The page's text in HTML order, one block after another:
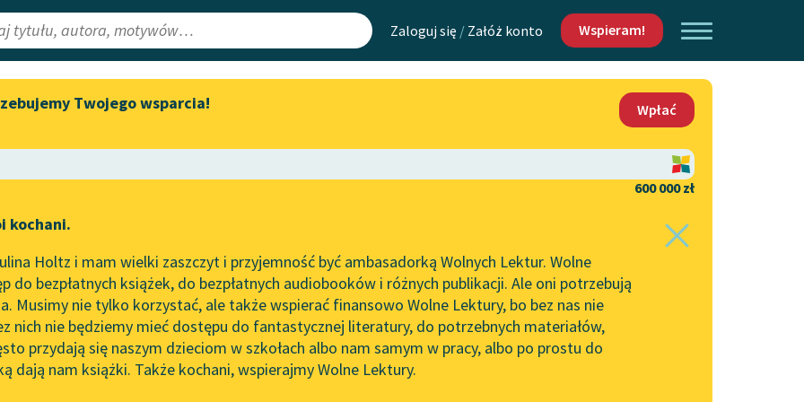
Zaloguj się / Załóż konto Wspieram!
Lektury
redakcyjne
Aktualności
„Prokurator Alicja Horn” do
literatury skandynawskiej
Spotkanie z Katarzyną Tunkiel
w Oslo
102. lata temu zmarł Joseph
Conrad
Mapa Wolnych Lektur
Leśmianator
API
OAI-PMH
Widget Wolnych Lektur
Kontakt
O projekcie
Zasady wykorzystania
Wolnych Lektur
Logotypy
Materiały promocyjne
Twojego wsparcia!
Wpłać
600 000 zł
kochani.
Holtz i mam wielki zaszczyt i przyjemność być ambasadorką Wolnych Lektur. Wolne
do bezpłatnych książek, do bezpłatnych audiobooków i różnych publikacji. Ale oni potrzebują
Musimy nie tylko korzystać, ale także wspierać finansowo Wolne Lektury, bo bez nas nie
nich nie będziemy mieć dostępu do fantastycznej literatury, do potrzebnych materiałów,
przydają się naszym dzieciom w szkołach albo nam samym w pracy, albo po prostu do
dają nam książki. Także kochani, wspierajmy Wolne Lektury.
✖ powieść obyczajowa✖